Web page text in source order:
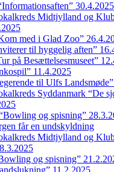
30.4.2025
Midtjylland og
med i Glad Zoo”
til hyggelig aften”
på Besættelsesmuseet”
11.4.2025
til Ulfs
Syddanmark “De
og spisning”
får en undskyldning
Midtjylland og
og spisning”